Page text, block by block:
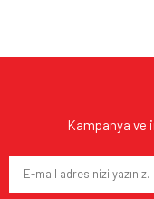
Kampanya ve